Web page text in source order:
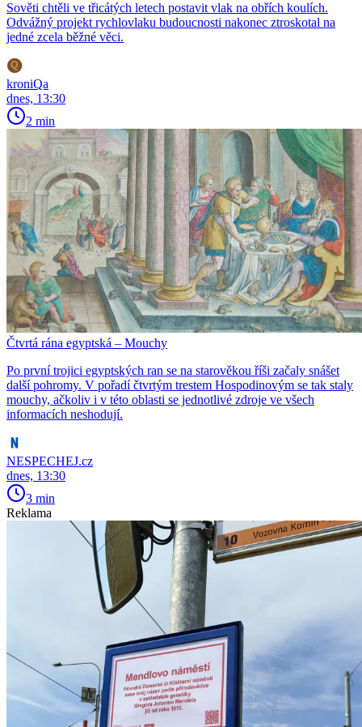
Sověti chtěli ve třicátých letech postavit vlak na obřích koulích.
Odvážný projekt rychlovlaku budoucnosti nakonec ztroskotal na
jedné zcela běžné věci.
kroniQa
dnes, 13:30
2 min
Čtvrtá rána egyptská – Mouchy
Po první trojici egyptských ran se na starověkou říši začaly snášet
další pohromy. V pořadí čtvrtým trestem Hospodinovým se tak staly
mouchy, ačkoliv i v této oblasti se jednotlivé zdroje ve všech
informacích neshodují.
NESPECHEJ.cz
dnes, 13:30
3 min
Reklama